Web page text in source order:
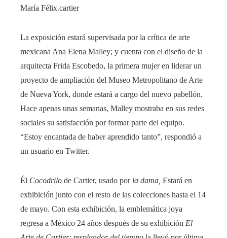
María Félix.cartier
La exposición estará supervisada por la crítica de arte
mexicana Ana Elena Malley; y cuenta con el diseño de la
arquitecta Frida Escobedo, la primera mujer en liderar un
proyecto de ampliación del Museo Metropolitano de Arte
de Nueva York, donde estará a cargo del nuevo pabellón.
Hace apenas unas semanas, Malley mostraba en sus redes
sociales su satisfacción por formar parte del equipo.
“Estoy encantada de haber aprendido tanto”, respondió a
un usuario en Twitter.
Él Cocodrilo de Cartier, usado por la dama, Estará en
exhibición junto con el resto de las colecciones hasta el 14
de mayo. Con esta exhibición, la emblemática joya
regresa a México 24 años después de su exhibición El